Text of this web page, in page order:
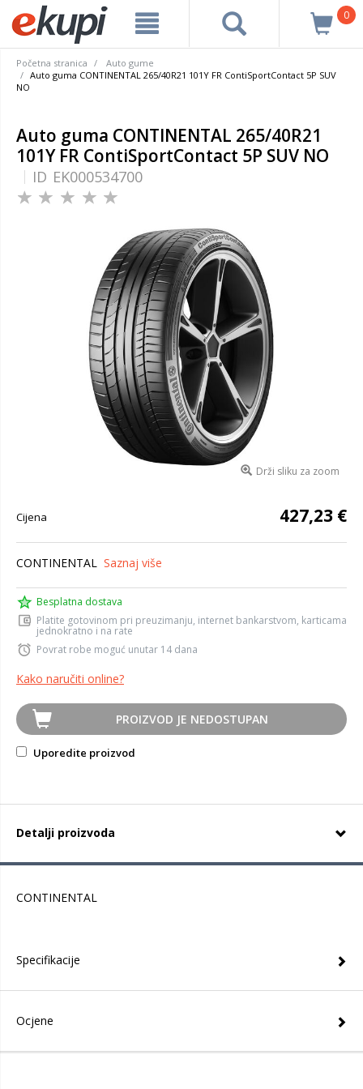
0
Početna stranica
Auto gume
Auto guma CONTINENTAL 265/40R21 101Y FR ContiSportContact 5P SUV
NO
Auto guma CONTINENTAL 265/40R21
101Y FR ContiSportContact 5P SUV NO
ID EK000534700
Drži sliku za zoom
Cijena 427,23 €
CONTINENTAL Saznaj više
Besplatna dostava
Platite gotovinom pri preuzimanju, internet bankarstvom, karticama
jednokratno i na rate
Povrat robe moguć unutar 14 dana
Kako naručiti online?
PROIZVOD JE NEDOSTUPAN
Uporedite proizvod
Detalji proizvoda
CONTINENTAL
Specifikacije
Ocjene